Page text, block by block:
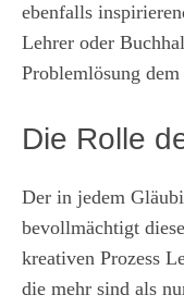
ebenfalls
Lehrer oder
Problemlösung
Die Rolle
Der in jedem
bevollmächtigt
kreativen Prozess
die mehr sind als